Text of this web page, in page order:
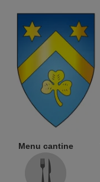
Menu cantine